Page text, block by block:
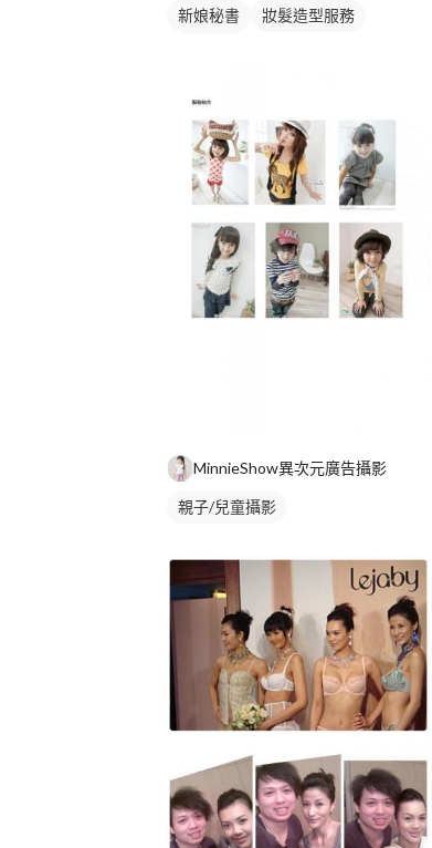
新娘秘書
妝髮造型服務
MinnieShow異次元廣告攝影
親子/兒童攝影